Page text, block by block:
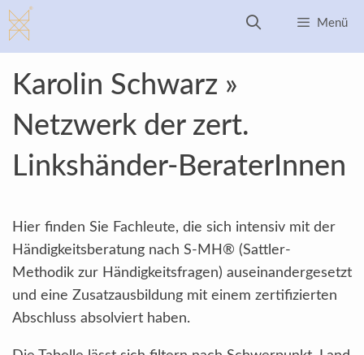
Zum
Inhalt
springen
Menü
Karolin Schwarz »
Netzwerk der zert.
Linkshänder-BeraterInnen
Hier finden Sie Fachleute, die sich intensiv mit der
Händigkeitsberatung nach S-MH® (Sattler-
Methodik zur Händigkeitsfragen) auseinandergesetzt
und eine Zusatzausbildung mit einem zertifizierten
Abschluss absolviert haben.